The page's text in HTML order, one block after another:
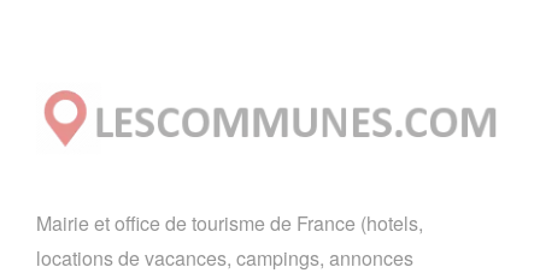
Mairie et office de tourisme de France (hotels,
locations de vacances, campings, annonces